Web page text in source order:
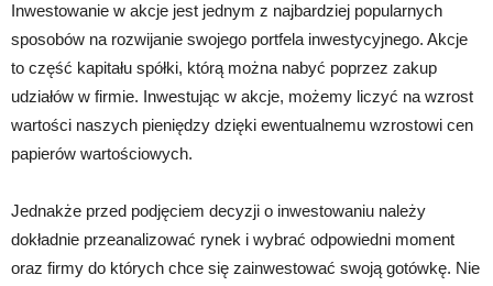
Inwestowanie w akcje jest jednym z najbardziej popularnych
sposobów na rozwijanie swojego portfela inwestycyjnego. Akcje
to część kapitału spółki, którą można nabyć poprzez zakup
udziałów w firmie. Inwestując w akcje, możemy liczyć na wzrost
wartości naszych pieniędzy dzięki ewentualnemu wzrostowi cen
papierów wartościowych.
Jednakże przed podjęciem decyzji o inwestowaniu należy
dokładnie przeanalizować rynek i wybrać odpowiedni moment
oraz firmy do których chce się zainwestować swoją gotówkę. Nie